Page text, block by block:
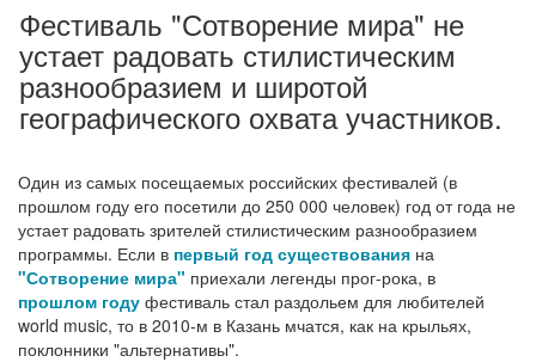
Фестиваль "Сотворение мира" не
устает радовать стилистическим
разнообразием и широтой
географического охвата участников.
Один из самых посещаемых российских фестивалей (в
прошлом году его посетили до 250 000 человек) год от года не
устает радовать зрителей стилистическим разнообразием
программы. Если в первый год существования на
"Сотворение мира" приехали легенды прог-рока, в
прошлом году фестиваль стал раздольем для любителей
world music, то в 2010-м в Казань мчатся, как на крыльях,
поклонники "альтернативы".